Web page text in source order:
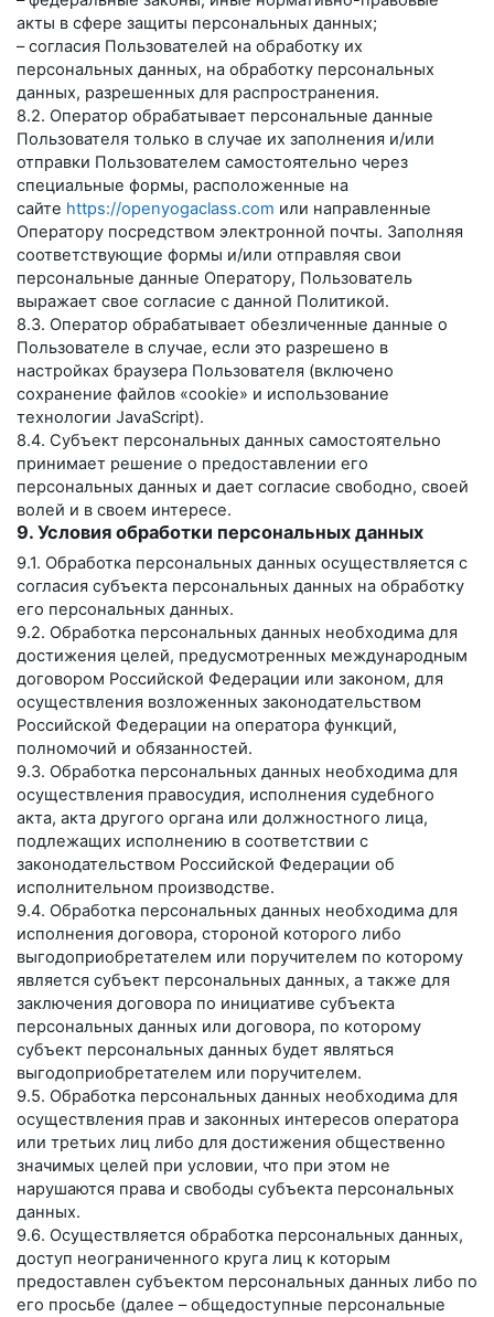
акты в сфере защиты персональных данных;
– согласия Пользователей на обработку их
персональных данных, на обработку персональных
данных, разрешенных для распространения.
8.2. Оператор обрабатывает персональные данные
Пользователя только в случае их заполнения и/или
отправки Пользователем самостоятельно через
специальные формы, расположенные на
сайте https://openyogaclass.com или направленные
Оператору посредством электронной почты. Заполняя
соответствующие формы и/или отправляя свои
персональные данные Оператору, Пользователь
выражает свое согласие с данной Политикой.
8.3. Оператор обрабатывает обезличенные данные о
Пользователе в случае, если это разрешено в
настройках браузера Пользователя (включено
сохранение файлов «cookie» и использование
технологии JavaScript).
8.4. Субъект персональных данных самостоятельно
принимает решение о предоставлении его
персональных данных и дает согласие свободно, своей
волей и в своем интересе.
9. Условия обработки персональных данных
9.1. Обработка персональных данных осуществляется с
согласия субъекта персональных данных на обработку
его персональных данных.
9.2. Обработка персональных данных необходима для
достижения целей, предусмотренных международным
договором Российской Федерации или законом, для
осуществления возложенных законодательством
Российской Федерации на оператора функций,
полномочий и обязанностей.
9.3. Обработка персональных данных необходима для
осуществления правосудия, исполнения судебного
акта, акта другого органа или должностного лица,
подлежащих исполнению в соответствии с
законодательством Российской Федерации об
исполнительном производстве.
9.4. Обработка персональных данных необходима для
исполнения договора, стороной которого либо
выгодоприобретателем или поручителем по которому
является субъект персональных данных, а также для
заключения договора по инициативе субъекта
персональных данных или договора, по которому
субъект персональных данных будет являться
выгодоприобретателем или поручителем.
9.5. Обработка персональных данных необходима для
осуществления прав и законных интересов оператора
или третьих лиц либо для достижения общественно
значимых целей при условии, что при этом не
нарушаются права и свободы субъекта персональных
данных.
9.6. Осуществляется обработка персональных данных,
доступ неограниченного круга лиц к которым
предоставлен субъектом персональных данных либо по
его просьбе (далее – общедоступные персональные